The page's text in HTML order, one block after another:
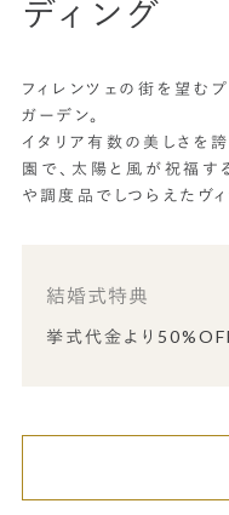
ディング
フィレンツェの街を望むプ
ガーデン。
イタリア有数の美しさを
園で、太陽と風が祝福す
や調度品でしつらえたヴ
結婚式特典
挙式代金より